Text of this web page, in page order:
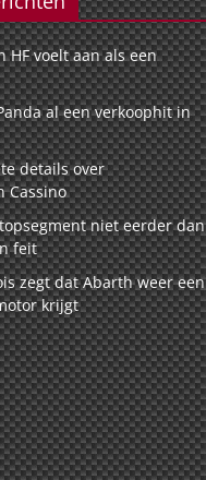
HF voelt aan als een
al een verkoophit in
details over
Cassino
topsegment niet eerder dan
feit
zegt dat Abarth weer een
krijgt